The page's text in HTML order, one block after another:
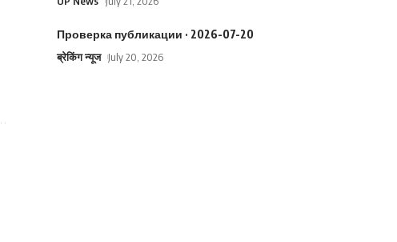
Проверка публикации · 2026-07-20
ब्रेकिंग न्यूज July 20, 2026